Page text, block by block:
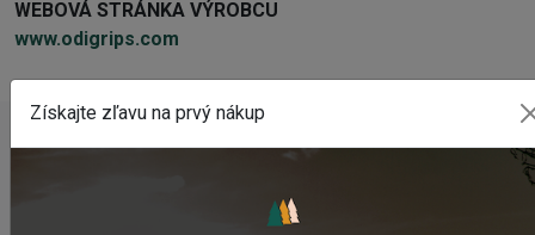
WEBOVÁ STRÁNKA VÝROBCU
www.odigrips.com
Získajte zľavu na prvý nákup